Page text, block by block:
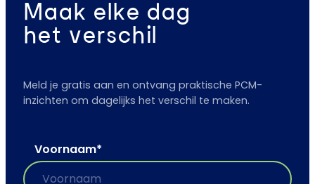
Maak elke dag
het verschil
Meld je gratis aan en ontvang praktische PCM-
inzichten om dagelijks het verschil te maken.
Voornaam*